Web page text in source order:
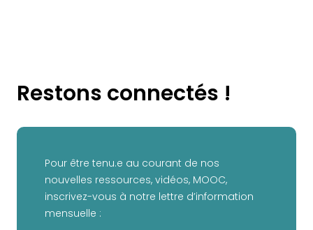
Restons connectés !
Pour être tenu.e au courant de nos
nouvelles ressources, vidéos, MOOC,
inscrivez-vous à notre lettre d’information
mensuelle :